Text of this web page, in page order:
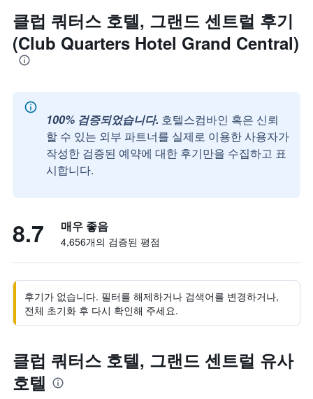
클럽 쿼터스 호텔, 그랜드 센트럴 후기
(Club Quarters Hotel Grand Central)
100% 검증되었습니다. 호텔스컴바인 혹은 신뢰
할 수 있는 외부 파트너를 실제로 이용한 사용자가
작성한 검증된 예약에 대한 후기만을 수집하고 표
시합니다.
8.7 매우 좋음
4,656개의 검증된 평점
후기가 없습니다. 필터를 해제하거나 검색어를 변경하거나,
전체 초기화 후 다시 확인해 주세요.
클럽 쿼터스 호텔, 그랜드 센트럴 유사
호텔